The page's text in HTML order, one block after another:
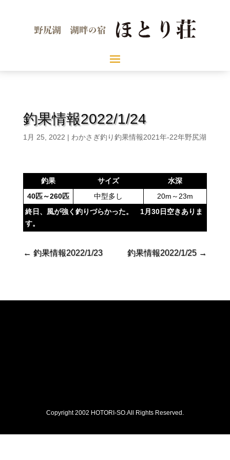
釣果情報2022/1/24
1月 25, 2022 | わかさぎ釣り釣果情報2021年-22年野尻湖
釣果 サイズ
水深
40匹～260匹 中型多し
20m～23m
終日、風が強く釣りづらかった。 1月30日空きありま
す。
← 釣果情報2022/1/23 釣果情報2022/1/25→
Copyright 2002 HOTORI-SO.All Rights Reserved.